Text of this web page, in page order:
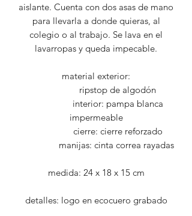
aislante. Cuenta con dos asas de mano
para llevarla a donde quieras, al
colegio o al trabajo. Se lava en el
lavarropas y queda impecable.
material exterior:
ripstop de algodón
interior: pampa blanca
impermeable
cierre: cierre reforzado
manijas: cinta correa rayadas
medida: 24 x 18 x 15 cm
detalles: logo en ecocuero grabado